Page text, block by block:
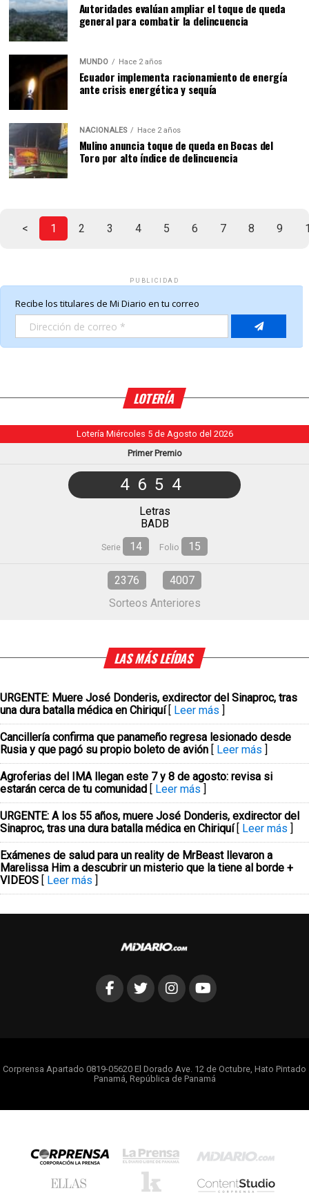
Autoridades evalúan ampliar el toque de queda
general para combatir la delincuencia
MUNDO Hace 2 años
Ecuador implementa racionamiento de energía
ante crisis energética y sequía
NACIONALES Hace 2 años
Mulino anuncia toque de queda en Bocas del
Toro por alto índice de delincuencia
< 1 2 3 4 5 6 7 8 9
PUBLICIDAD
LOTERÍA
Lotería Miércoles 5 de Agosto del 2026
Primer Premio
4654
Letras
BADB
Serie 14 Folio 15
2376
4007
Sorteos Anteriores
LAS MÁS LEÍDAS
URGENTE: Muere José Donderis, exdirector del Sinaproc, tras
una dura batalla médica en Chiriquí [ Leer más ]
Cancillería confirma que panameño regresa lesionado desde
Rusia y que pagó su propio boleto de avión [ Leer más ]
Agroferias del IMA llegan este 7 y 8 de agosto: revisa si
estarán cerca de tu comunidad [ Leer más ]
URGENTE: A los 55 años, muere José Donderis, exdirector del
Sinaproc, tras una dura batalla médica en Chiriquí [ Leer más ]
Exámenes de salud para un reality de MrBeast llevaron a
Marelissa Him a descubrir un misterio que la tiene al borde +
VIDEOS [ Leer más ]
Corprensa Apartado 0819-05620 El Dorado Ave. 12 de Octubre, Hato Pintado
Panamá, República de Panamá